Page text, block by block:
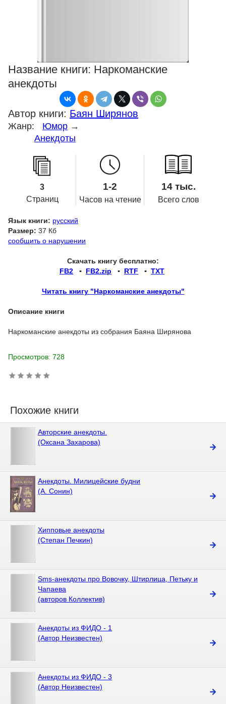
Название книги: Наркоманские
анекдоты
Автор книги: Баян Ширянов
Жанр: Юмор →
Анекдоты
3
Страниц
1-2
Часов на чтение
14 тыс.
Всего слов
Язык книги: русский
Размер: 37 Кб
сообщить о нарушении
Скачать книгу бесплатно:
FB2 ▪ FB2.zip ▪ RTF ▪ TXT
Читать книгу "Наркоманские анекдоты"
Описание книги
Наркоманские анекдоты из собрания Баяна Ширянова
Просмотров: 728
Похожие книги
Авторские анекдоты.
(Оксана Захарова)
Анекдоты. Милицейские будни
(А. Сонин)
Хипповые анекдоты
(Степан Печкин)
Sms-анекдоты про Вовочку, Штирлица, Петьку и
Чапаева
(авторов Коллектив)
Анекдоты из ФИДО - 1
(Автор Неизвестен)
Анекдоты из ФИДО - 3
(Автор Неизвестен)